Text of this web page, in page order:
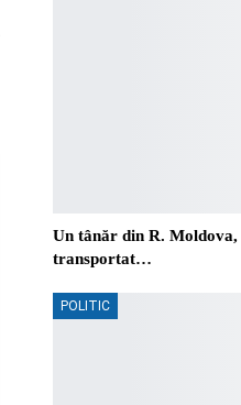
Un tânăr din R.
transportat…
POLITIC